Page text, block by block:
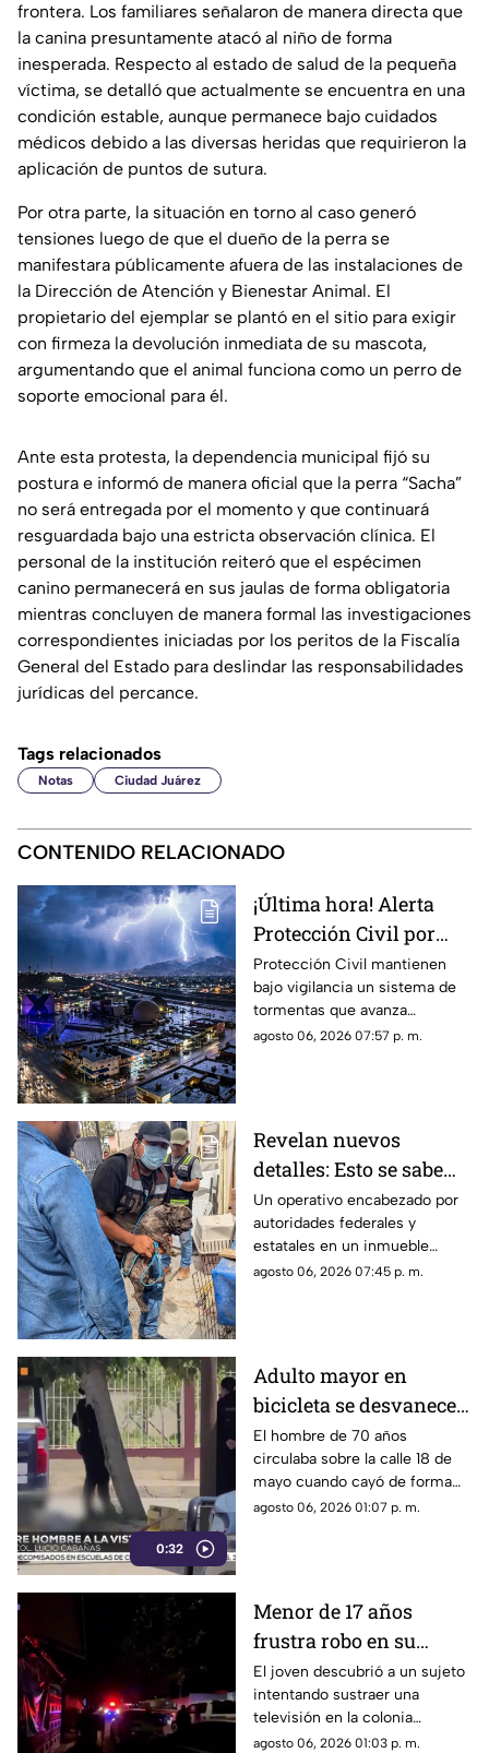
frontera. Los familiares señalaron de manera directa que
la canina presuntamente atacó al niño de forma
inesperada. Respecto al estado de salud de la pequeña
víctima, se detalló que actualmente se encuentra en una
condición estable, aunque permanece bajo cuidados
médicos debido a las diversas heridas que requirieron la
aplicación de puntos de sutura.
Por otra parte, la situación en torno al caso generó
tensiones luego de que el dueño de la perra se
manifestara públicamente afuera de las instalaciones de
la Dirección de Atención y Bienestar Animal. El
propietario del ejemplar se plantó en el sitio para exigir
con firmeza la devolución inmediata de su mascota,
argumentando que el animal funciona como un perro de
soporte emocional para él.
Ante esta protesta, la dependencia municipal fijó su
postura e informó de manera oficial que la perra “Sacha”
no será entregada por el momento y que continuará
resguardada bajo una estricta observación clínica. El
personal de la institución reiteró que el espécimen
canino permanecerá en sus jaulas de forma obligatoria
mientras concluyen de manera formal las investigaciones
correspondientes iniciadas por los peritos de la Fiscalía
General del Estado para deslindar las responsabilidades
jurídicas del percance.
Tags relacionados
Notas Ciudad Juárez
CONTENIDO RELACIONADO
¡Última hora! Alerta
Protección Civil por
tormenta que se acerca
a Ciudad Juárez y El
Paso: piden extremar
precauciones
Protección Civil mantienen
bajo vigilancia un sistema de
tormentas que avanza
lentamente hacia el suroeste y
agosto 06, 2026 07:57 p. m.
Revelan nuevos
detalles: Esto se sabe
sobre el hallazgo de un
lagarto y un tigre de
bengala en un
autolavado de Juárez
Un operativo encabezado por
autoridades federales y
estatales en un inmueble
habilitado como autolavado en
agosto 06, 2026 07:45 p. m.
0:32
Adulto mayor en
bicicleta se desvanece y
pierde la vida en la
colonia Lucio Cabañas
El hombre de 70 años
circulaba sobre la calle 18 de
mayo cuando cayó de forma
repentina; paramédicos
agosto 06, 2026 01:07 p. m.
Menor de 17 años
frustra robo en su
domicilio de
Cuauhtémoc; resulta
herido de la mano
El joven descubrió a un sujeto
intentando sustraer una
televisión en la colonia
Reforma; tras forcejear con el
agosto 06, 2026 01:03 p. m.